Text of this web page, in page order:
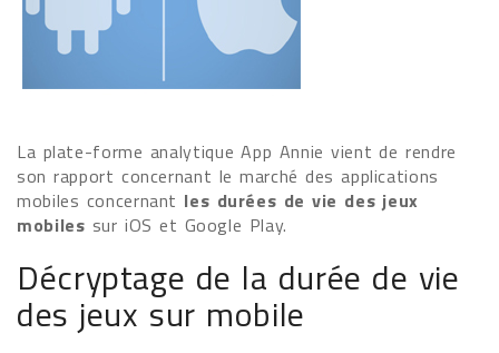
La plate-forme analytique App Annie vient de rendre
son rapport concernant le marché des applications
mobiles concernant les durées de vie des jeux
mobiles sur iOS et Google Play.
Décryptage de la durée de vie
des jeux sur mobile